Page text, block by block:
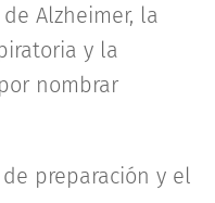
Alzheimer, la
y la
nombrar
preparación y el